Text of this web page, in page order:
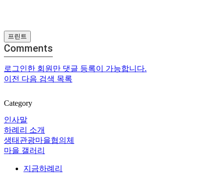
프린트
Comments
로그인한 회원만 댓글 등록이 가능합니다.
이전 다음 검색 목록
Category
인사말
하례리 소개
생태관광마을협의체
마을 갤러리
지금하례리